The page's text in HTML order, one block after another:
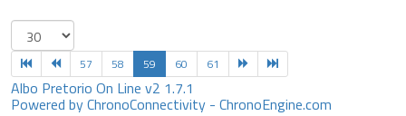
57 58 59 60 61
Albo Pretorio On Line v2 1.7.1
Powered by ChronoConnectivity - ChronoEngine.com